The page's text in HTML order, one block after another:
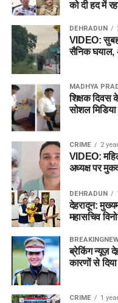
को दी हद में
DEHRADUN
VIDEO: सुबह
सैनिक घयाल,
MADHYA
शिक्षक दिवस
सोशल
CRIME 2
VIDEO:
अध्यक्ष पर
DEHRADUN
देहरादून:
महासचिव
ब्रेकिंग न्यूज़
कारणों से
CRIME 1